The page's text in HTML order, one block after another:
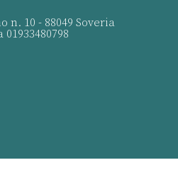
n. 10 - 88049 Soveria